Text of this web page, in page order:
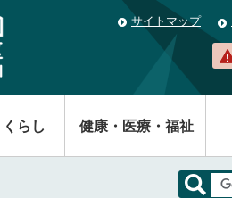
サイトマップ
らし 健康・医療・福祉